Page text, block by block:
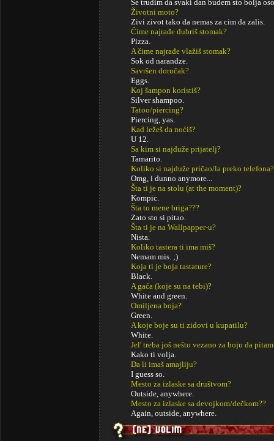
Se trudim da svaki dan budem sto bolja
Životni moto?
Zivi zivot tako da nemas za cim da zalis.
Čime najrađe đubriš stomak?
Pizza.
A čime najrađe vlažiš stomak?
Sok od narandze.
Savršen doručak?
Eggs.
Koj šampon koristiš?
Silver shampoo.
Tatoo/piercing?
Piercing, yas.
Kad ležeš da noćiš?
U 12.
Sa kim si najduže prijatelj?
Tamarito.
Koliko si najduže pričao/la preko telefona?
Omg, i dunno anymore...
Šta ti je na stolu (at the moment)?
Kompic.
Šta to mene briga???
Zato sto si pitao.
Šta ti je na Wallpapper-u?
Nista.
Koliko tastera ti ima miš?
Nemam mis. ;)
Koja ti je boja tastature?
Black.
A gaća (koje su na tebi)?
White and green.
Omiljena boja?
Green.
A koje boje su ti zidovi u kupatilu?
White.
Jel' treba još nešto vezano za boju da
Kako ti volja.
Da li imaš amajliju?
I guess so.
Mesto za izlaske sa društvom?
Outside, anywhere.
Mesto za izlaske sa devojkom/dečkom??
Again, outside, anywhere.